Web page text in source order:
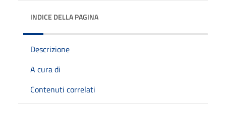
INDICE DELLA PAGINA
Descrizione
A cura di
Contenuti correlati